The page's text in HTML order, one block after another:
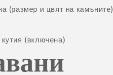
(размер и цвят на камъните)
(включена)